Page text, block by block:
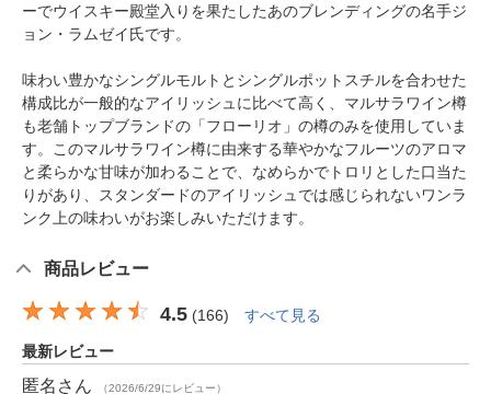
ーでウイスキー殿堂入りを果たしたあのブレンディングの名手ジ
ョン・ラムゼイ氏です。
味わい豊かなシングルモルトとシングルポットスチルを合わせた
構成比が一般的なアイリッシュに比べて高く、マルサラワイン樽
も老舗トップブランドの「フローリオ」の樽のみを使用していま
す。このマルサラワイン樽に由来する華やかなフルーツのアロマ
と柔らかな甘味が加わることで、なめらかでトロリとした口当た
りがあり、スタンダードのアイリッシュでは感じられないワンラ
ンク上の味わいがお楽しみいただけます。
商品レビュー
4.5 (166) すべて見る
最新レビュー
匿名 さん （2026/6/29にレビュー）